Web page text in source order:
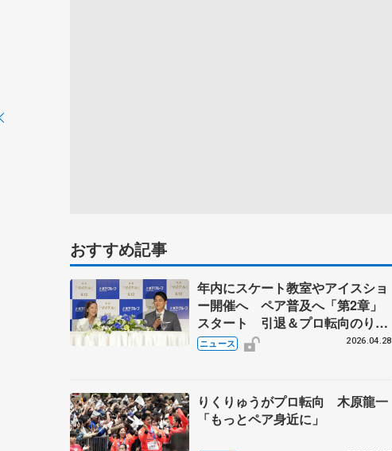
おすすめ記事
年内にスケート教室やアイスショ
ー開催へ ペア普及へ「第2章」
スタート 引退＆プロ転向のりく
りゅう、木原龍一と三浦璃来
ニュース 2026.04.28
りくりゅうがプロ転向 木原龍一
「もっとペア身近に」